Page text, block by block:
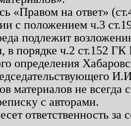
«Правом на ответ»
с положением ч.3
подлежит
в порядке ч.2 ст.152
определения
материалов не
с авторами.
ответственность